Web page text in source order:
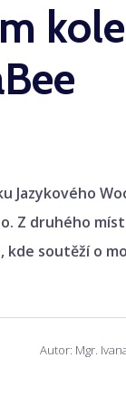
kole
Jazykového
Z druhého
kde soutěží o
Autor: Mgr.